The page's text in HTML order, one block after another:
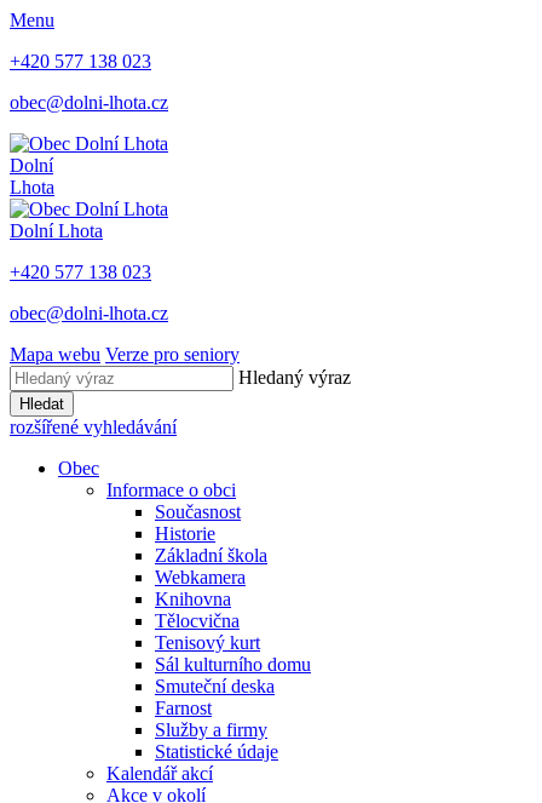
Menu
+420 577 138 023
obec@dolni-lhota.cz
Dolní
Lhota
Dolní Lhota
+420 577 138 023
obec@dolni-lhota.cz
Mapa webu Verze pro seniory
Hledaný výraz
Hledat
rozšířené vyhledávání
Obec
Informace o obci
Současnost
Historie
Základní škola
Webkamera
Knihovna
Tělocvična
Tenisový kurt
Sál kulturního domu
Smuteční deska
Farnost
Služby a firmy
Statistické údaje
Kalendář akcí
Akce v okolí